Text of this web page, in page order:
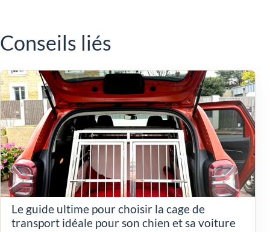
Conseils liés
Le guide ultime pour choisir la cage de
transport idéale pour son chien et sa voiture